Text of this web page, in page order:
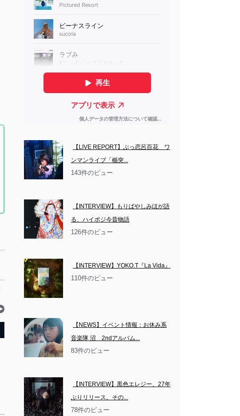
【LIVE REPORT】ぶっ恋呂百花　ワ
ンマンライブ「楯突...
143件のビュー
【INTERVIEW】もりばやしみほが語
る、ハイポジ今昔物語
126件のビュー
【INTERVIEW】YOKO.T『La Vida』
110件のビュー
【NEWS】イベント情報：お休み系
音楽隊 沼　2ndアルバム...
83件のビュー
【INTERVIEW】黒色エレジー、27年
ぶりリリース。その...
78件のビュー